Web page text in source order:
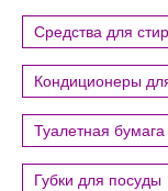
Средства для
Кондиционеры
Туалетная бумага
Губки для посуды